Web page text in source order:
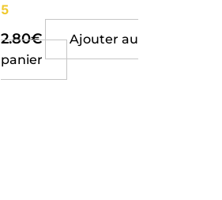
5
2.80€
Ajouter au
panier